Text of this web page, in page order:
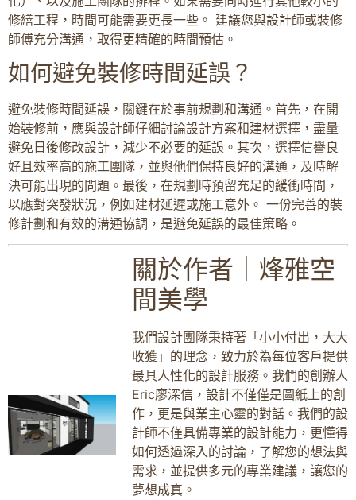
修繕工程，時間可能需要更長一些。 建議您與設計師或裝修
師傅充分溝通，取得更精確的時間預估。
如何避免裝修時間延誤？
避免裝修時間延誤，關鍵在於事前規劃和溝通。首先，在開
始裝修前，應與設計師仔細討論設計方案和建材選擇，盡量
避免日後修改設計，減少不必要的延誤。其次，選擇信譽良
好且效率高的施工團隊，並與他們保持良好的溝通，及時解
決可能出現的問題。最後，在規劃時預留充足的緩衝時間，
以應對突發狀況，例如建材延遲或施工意外。 一份完善的裝
修計劃和有效的溝通協調，是避免延誤的最佳策略。
關於作者｜烽雅空
間美學
我們設計團隊秉持著「小小付出，大大
收獲」的理念，致力於為每位客戶提供
最具人性化的設計服務。我們的創辦人
Eric廖深信，設計不僅僅是圖紙上的創
作，更是與業主心靈的對話。我們的設
計師不僅具備專業的設計能力，更懂得
如何透過深入的討論，了解您的想法與
需求，並提供多元的專業建議，讓您的
夢想成真。